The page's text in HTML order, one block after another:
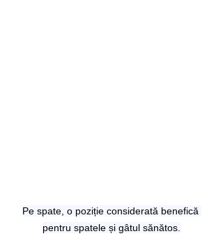
Pe spate, o poziție considerată benefică
pentru spatele și gâtul sănătos.